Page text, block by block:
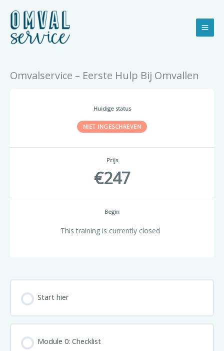
inhoud
Omvalservice – Eerste Hulp Bij Omvallen
Huidige status
NIET INGESCHREVEN
Prijs
247
Begin
This training is currently closed
Start hier
Module 0: Checklist